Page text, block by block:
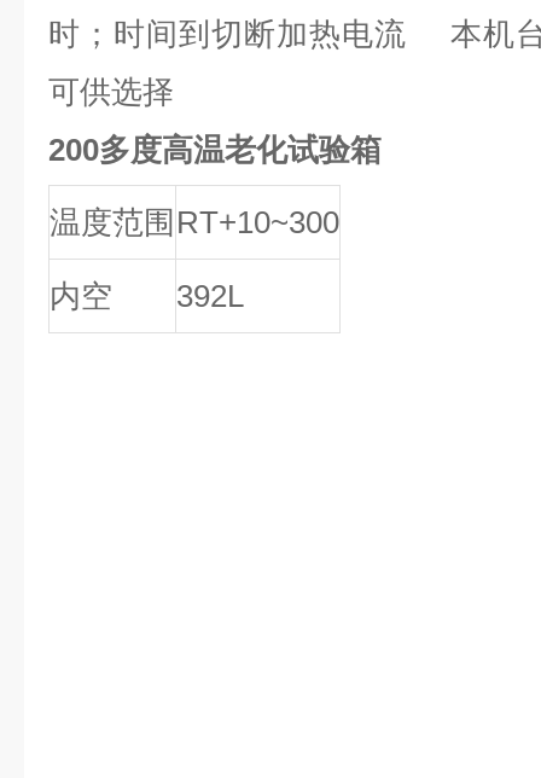
时；时间到切断加热电流 本机
可供选择
200多度高温老化试验箱
温度范围 RT+10~300
内空 392L